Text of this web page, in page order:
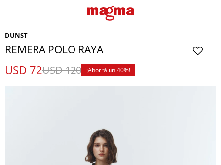
DUNST
REMERA POLO RAYA
USD 72USD120 40